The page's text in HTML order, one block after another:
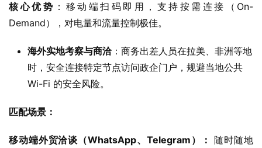
核心优势 ：移动端扫码即用，支持按需连接（On-
Demand），对电量和流量控制极佳。
海外实地考察与商洽：商务出差人员在拉美、非洲等地
时，安全连接特定节点访问政企门户，规避当地公共
Wi-Fi 的安全风险。
匹配场景：
移动端外贸洽谈（WhatsApp、Telegram）： 随时随地